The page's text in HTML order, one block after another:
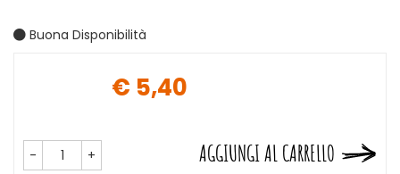
Buona Disponibilità
€ 5,40
- + AGGIUNGI AL CARRELLO